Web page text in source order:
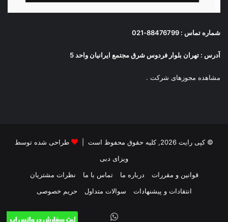
شماره تماس : 88476799-021
آدرس : تهران بلوار فردوس شرق مجتمع ایرانیان واحد 5
مشاهده مجوزهای شرکت .
© کپی رایت 2026, کلیه حقوق محفوظ است |
طراحی شده توسط
ویزای دبی
قوانین و مقررات
درباره ما تماس با ما
نظرات مشتریان
انتقادات و پیشنهادات
سوالات متداول حریم خصوصی
واتس